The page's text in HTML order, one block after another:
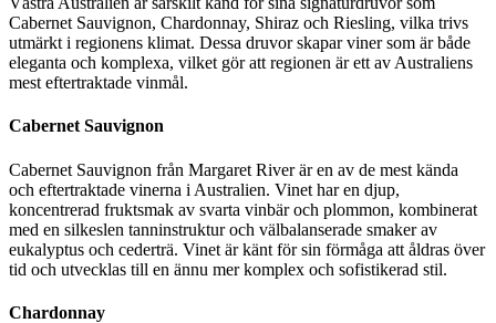
Cabernet Sauvignon, Chardonnay, Shiraz och Riesling, vilka trivs
utmärkt i regionens klimat. Dessa druvor skapar viner som är både
eleganta och komplexa, vilket gör att regionen är ett av Australiens
mest eftertraktade vinmål.
Cabernet Sauvignon
Cabernet Sauvignon från Margaret River är en av de mest kända
och eftertraktade vinerna i Australien. Vinet har en djup,
koncentrerad fruktsmak av svarta vinbär och plommon, kombinerat
med en silkeslen tanninstruktur och välbalanserade smaker av
eukalyptus och cederträ. Vinet är känt för sin förmåga att åldras över
tid och utvecklas till en ännu mer komplex och sofistikerad stil.
Chardonnay